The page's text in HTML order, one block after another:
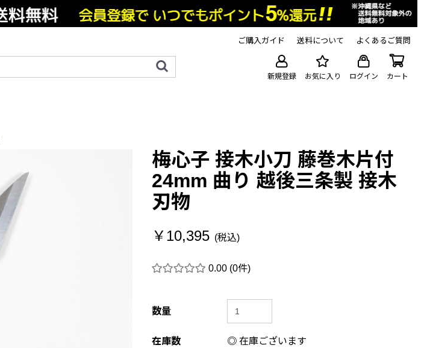
ご購入ガイド 送料について よくあるご質問
新規登録 お気に入り ログイン カート
梅心子 接木小刀 藤巻木片付
24mm 曲り 越後三条製 接木
刃物
￥10,395 (税込)
0.00 (0件)
数量
在庫数 ◎ 在庫ございます